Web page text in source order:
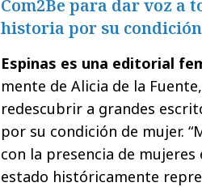
Com2Be para dar voz a
historia por su
Espinas es una editorial
mente de Alicia de la
redescubrir a grandes
por su condición de mujer.
con la presencia de
estado históricamente